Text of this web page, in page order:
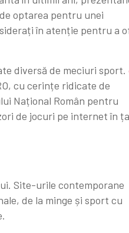
optarea pentru unei
în atenție pentru a
diversă de meciuri sport.
cu cerințe ridicate de
Național Român pentru
de jocuri pe internet în
Site-urile contemporane
de la minge și sport cu